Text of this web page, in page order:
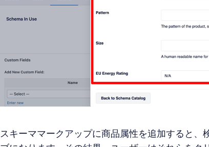
スキーママークアップに商品属性を追加すると、